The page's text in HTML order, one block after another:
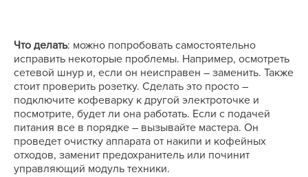
Что делать: можно попробовать самостоятельно
исправить некоторые проблемы. Например, осмотреть
сетевой шнур и, если он неисправен ― заменить. Также
стоит проверить розетку. Сделать это просто ―
подключите кофеварку к другой электроточке и
посмотрите, будет ли она работать. Если с подачей
питания все в порядке ― вызывайте мастера. Он
проведет очистку аппарата от накипи и кофейных
отходов, заменит предохранитель или починит
управляющий модуль техники.